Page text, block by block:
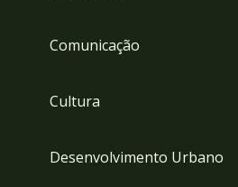
Comunicação
Cultura
Desenvolvimento Urbano